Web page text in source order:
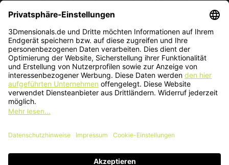
* Alle Preise in EUR inkl. gesetzl. Mehrwertsteuer zzgl. Versandkosten.
Änderungen und Irrtümer vorbehalten. Nur solange der Vorrat reicht.
© 2026 3Dmensionals / PONTIALIS GmbH & Co. KG - All Rights Reserved.​
Kundenbewertung